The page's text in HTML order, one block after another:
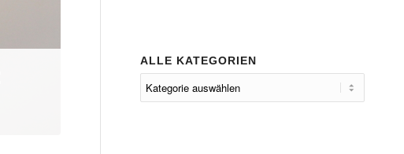
ALLE KATEGORIEN